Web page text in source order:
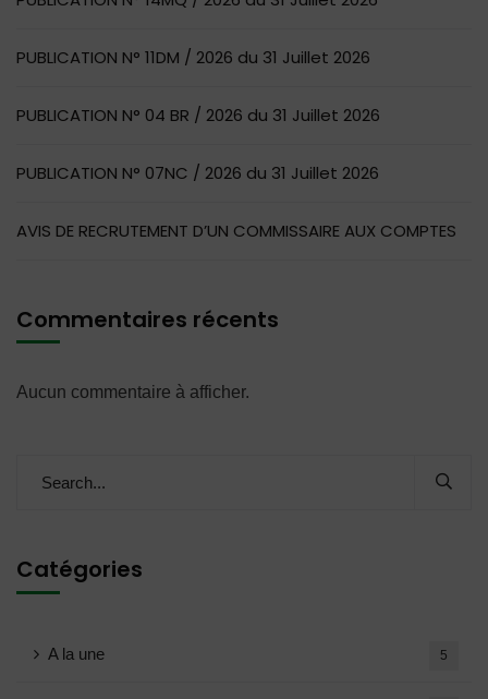
PUBLICATION N° 11DM / 2026 du 31 Juillet 2026
PUBLICATION N° 04 BR / 2026 du 31 Juillet 2026
PUBLICATION N° 07NC / 2026 du 31 Juillet 2026
AVIS DE RECRUTEMENT D’UN COMMISSAIRE AUX COMPTES
Commentaires récents
Aucun commentaire à afficher.
Catégories
A la une 5